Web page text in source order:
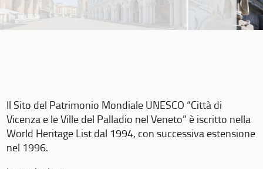
Il Sito del Patrimonio Mondiale UNESCO “Città di
Vicenza e le Ville del Palladio nel Veneto” è iscritto nella
World Heritage List dal 1994, con successiva estensione
nel 1996.